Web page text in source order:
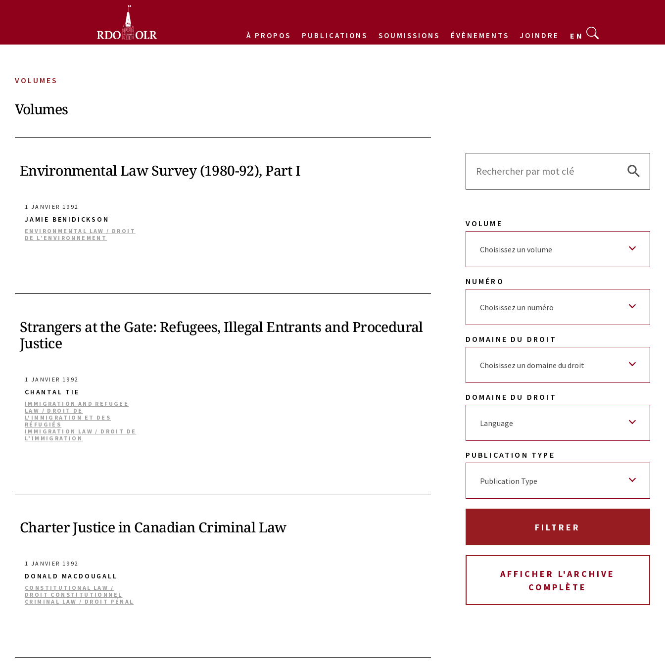
À PROPOS PUBLICATIONS SOUMISSIONS ÉVÈNEMENTS JOINDRE EN
VOLUMES
Volumes
Environmental Law Survey (1980-92), Part I
1 JANVIER 1992
JAMIE BENIDICKSON
ENVIRONMENTAL LAW / DROIT
DE L’ENVIRONNEMENT
Strangers at the Gate: Refugees, Illegal Entrants and Procedural
Justice
1 JANVIER 1992
CHANTAL TIE
IMMIGRATION AND REFUGEE
LAW / DROIT DE
L'IMMIGRATION ET DES
RÉFUGIÉS
IMMIGRATION LAW / DROIT DE
L’IMMIGRATION
Charter Justice in Canadian Criminal Law
1 JANVIER 1992
DONALD MACDOUGALL
CONSTITUTIONAL LAW /
DROIT CONSTITUTIONNEL
CRIMINAL LAW / DROIT PÉNAL
Search
Search
VOLUME
Choisissez un volume
NUMÉRO
Choisissez un numéro
DOMAINE DU DROIT
Choisissez un domaine du droit
DOMAINE DU DROIT
Language
PUBLICATION TYPE
Publication Type
AFFICHER L'ARCHIVE
COMPLÈTE